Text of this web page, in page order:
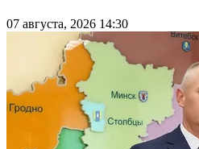
07 августа, 2026 14:30